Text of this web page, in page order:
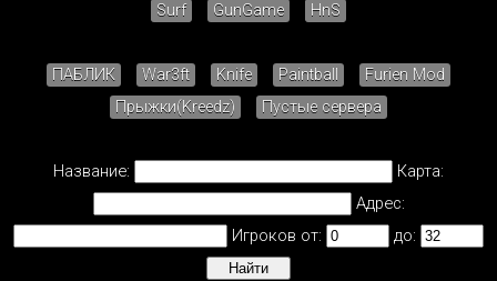
Surf
GunGame HnS
ПАБЛИК War3ft Knife Paintball
Furien Mod
Прыжки(Kreedz)
Пустые сервера
Название:
Карта:
Адрес:
Игроков от:
до: